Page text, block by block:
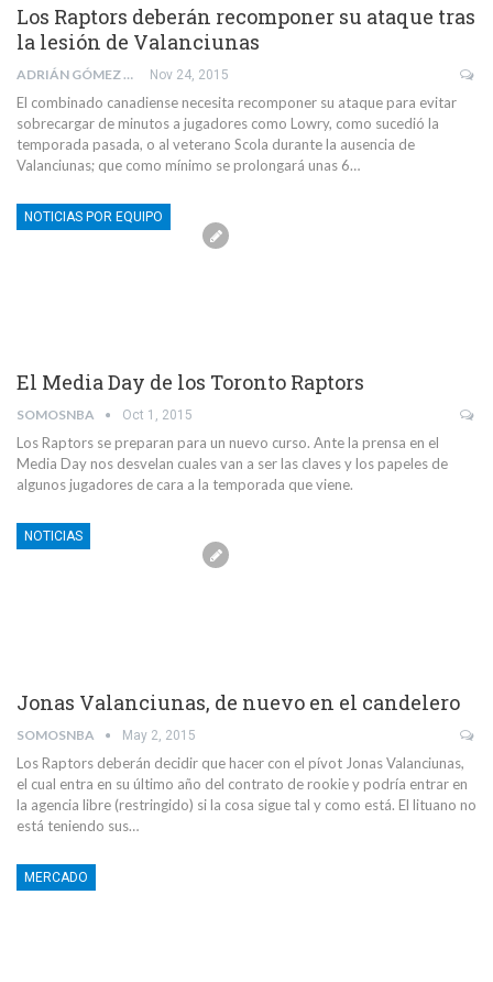
Los Raptors deberán recomponer su ataque tras
la lesión de Valanciunas
ADRIÁN GÓMEZ DEL CAZ Nov 24, 2015
El combinado canadiense necesita recomponer su ataque para evitar
sobrecargar de minutos a jugadores como Lowry, como sucedió la
temporada pasada, o al veterano Scola durante la ausencia de
Valanciunas; que como mínimo se prolongará unas 6…
NOTICIAS POR EQUIPO
El Media Day de los Toronto Raptors
SOMOSNBA Oct 1, 2015
Los Raptors se preparan para un nuevo curso. Ante la prensa en el
Media Day nos desvelan cuales van a ser las claves y los papeles de
algunos jugadores de cara a la temporada que viene.
NOTICIAS
Jonas Valanciunas, de nuevo en el candelero
SOMOSNBA May 2, 2015
Los Raptors deberán decidir que hacer con el pívot Jonas Valanciunas,
el cual entra en su último año del contrato de rookie y podría entrar en
la agencia libre (restringido) si la cosa sigue tal y como está. El lituano no
está teniendo sus…
MERCADO